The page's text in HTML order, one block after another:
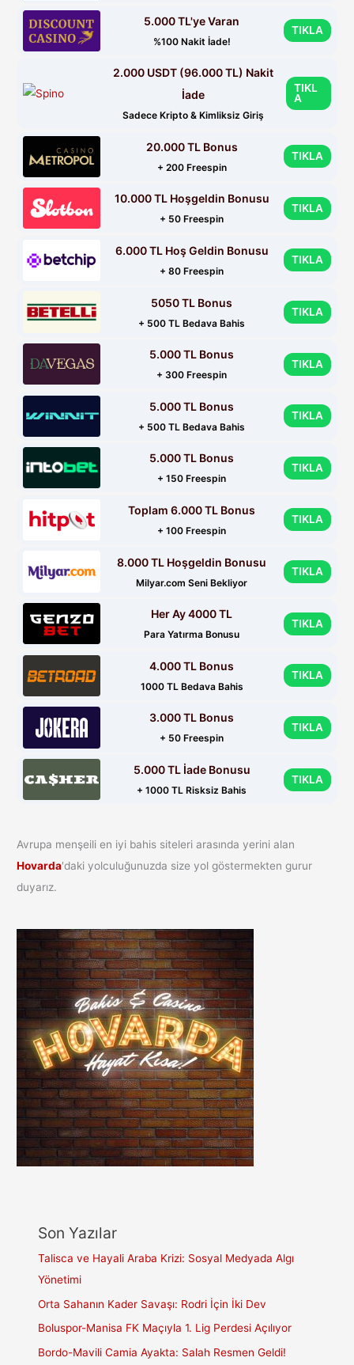
5.000 TL'ye Varan
%100 Nakit İade!
TIKLA
2.000 USDT (96.000 TL) Nakit
İade
Sadece Kripto & Kimliksiz Giriş
TIKL
A
20.000 TL Bonus
+ 200 Freespin
TIKLA
10.000 TL Hoşgeldin Bonusu
+ 50 Freespin
TIKLA
6.000 TL Hoş Geldin Bonusu
+ 80 Freespin
TIKLA
5050 TL Bonus
+ 500 TL Bedava Bahis
TIKLA
5.000 TL Bonus
+ 300 Freespin
TIKLA
5.000 TL Bonus
+ 500 TL Bedava Bahis
TIKLA
5.000 TL Bonus
+ 150 Freespin
TIKLA
Toplam 6.000 TL Bonus
+ 100 Freespin
TIKLA
8.000 TL Hoşgeldin Bonusu
Milyar.com Seni Bekliyor
TIKLA
Her Ay 4000 TL
Para Yatırma Bonusu
TIKLA
4.000 TL Bonus
1000 TL Bedava Bahis
TIKLA
3.000 TL Bonus
+ 50 Freespin
TIKLA
5.000 TL İade Bonusu
+ 1000 TL Risksiz Bahis
TIKLA
Avrupa menşeili en iyi bahis siteleri arasında yerini alan
Hovarda'daki yolculuğunuzda size yol göstermekten gurur
duyarız.
Son Yazılar
Talisca ve Hayali Araba Krizi: Sosyal Medyada Algı
Yönetimi
Orta Sahanın Kader Savaşı: Rodri İçin İki Dev
Boluspor-Manisa FK Maçıyla 1. Lig Perdesi Açılıyor
Bordo-Mavili Camia Ayakta: Salah Resmen Geldi!